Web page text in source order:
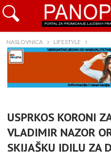
NASLOVNICA LIFESTYLE
USPRKOS KORONI
VLADIMIR NAZOR
SKIJAŠKU IDILU ZA